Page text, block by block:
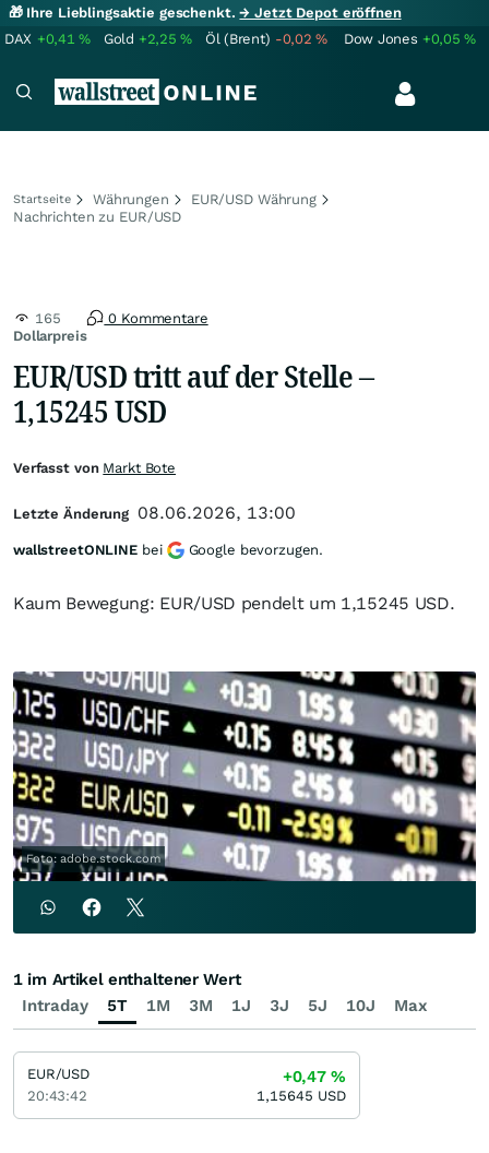
🎁 Ihre Lieblingsaktie geschenkt.→ Jetzt Depot eröffnen
DAX +0,41% Gold +2,25% Öl (Brent) -0,02% Dow Jones +0,05%
Startseite Währungen
EUR/USD Währung
Nachrichten zu EUR/USD
Dollarpreis
165 0 Kommentare
EUR/USD tritt auf der Stelle –
1,15245 USD
Kaum Bewegung: EUR/USD pendelt um 1,15245 USD.
Foto: adobe.stock.com
Verfasst von Markt Bote
Letzte Änderung 08.06.2026, 13:00
wallstreetONLINE bei Google bevorzugen.
Intraday 5T 1M 3M 1J 3J 5J 10J Max
1 im Artikel enthaltener Wert
EUR/USD
20:43:42
+0,47%
1,15645 USD